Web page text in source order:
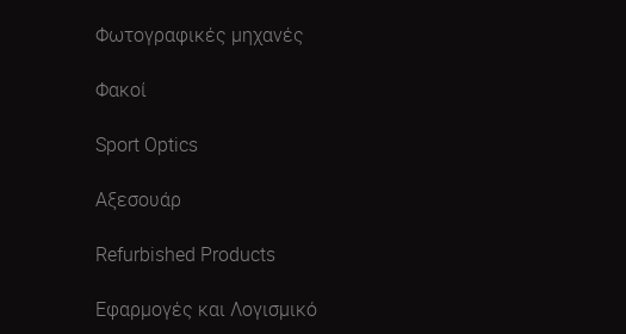
Φωτογραφικές μηχανές
Φακοί
Sport Optics
Αξεσουάρ
Refurbished Products
Εφαρμογές και Λογισμικό